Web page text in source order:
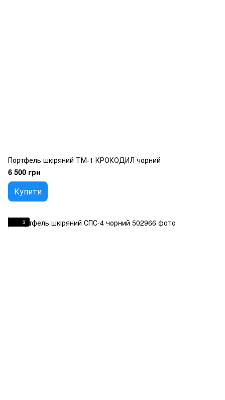
Портфель шкіряний ТМ-1 КРОКОДИЛ чорний
6 500 грн
Купити
3